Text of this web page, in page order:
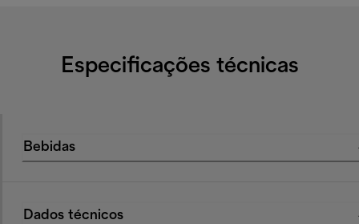
Especificações técnicas
Bebidas
Dados técnicos